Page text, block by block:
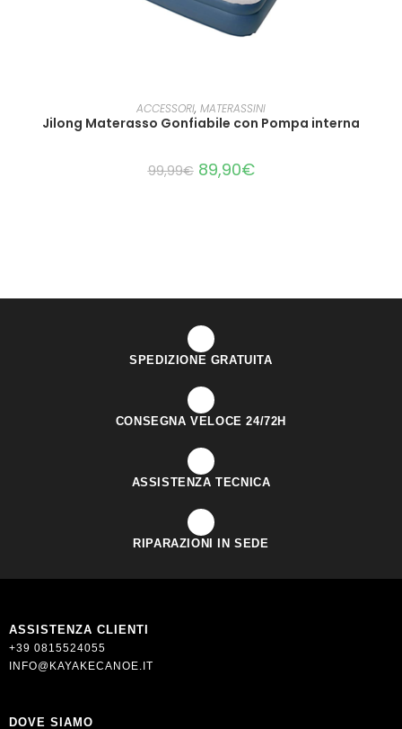
AGGIUNGI AL CARRELLO
ACCESSORI, MATERASSINI
Jilong Materasso Gonfiabile con Pompa interna
99,99€ 89,90€
SPEDIZIONE GRATUITA
CONSEGNA VELOCE 24/72H
ASSISTENZA TECNICA
RIPARAZIONI IN SEDE
ASSISTENZA CLIENTI
+39 0815524055
INFO@KAYAKECANOE.IT
DOVE SIAMO